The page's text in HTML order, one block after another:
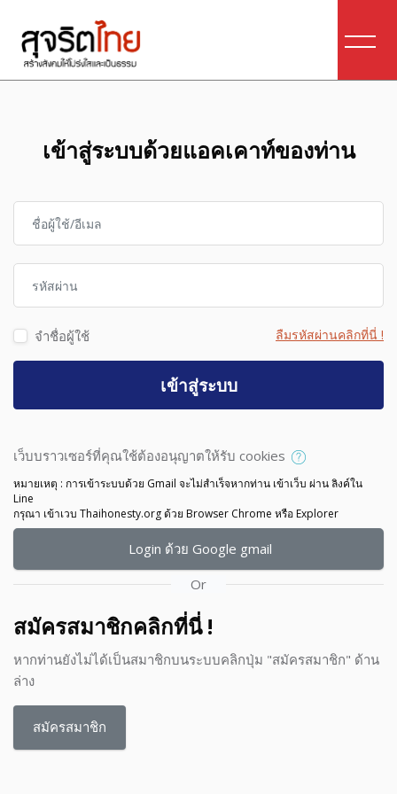
ข้ามไปสร้างบัญชีผู้ใหญ่ใหม่
เข้าสู่ระบบด้วยแอคเคาท์ของท่าน
จำชื่อผู้ใช้ ลืมรหัสผ่านคลิกที่นี่ !
เข้าสู่ระบบ
เว็บบราวเซอร์ที่คุณใช้ต้องอนุญาตให้รับ cookies
หมายเหตุ : การเข้าระบบด้วย Gmail จะไม่สำเร็จหากท่าน เข้าเว็บ ผ่าน ลิงค์ใน
Line
กรุณา เข้าเวบ Thaihonesty.org ด้วย Browser Chrome หรือ Explorer
Login ด้วย Google gmail
Or
สมัครสมาชิกคลิกที่นี่ !
หากท่านยังไม่ได้เป็นสมาชิกบนระบบคลิกปุ่ม "สมัครสมาชิก" ด้าน
ล่าง
สมัครสมาชิก